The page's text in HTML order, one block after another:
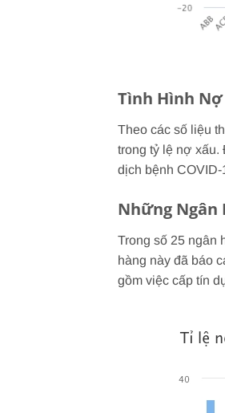
Tình Hình Nợ
Theo các số liệu
trong tỷ lệ nợ
dịch bệnh
Những Ngân
Trong số 25 ngân
hàng này đã báo
gồm việc cấp tín